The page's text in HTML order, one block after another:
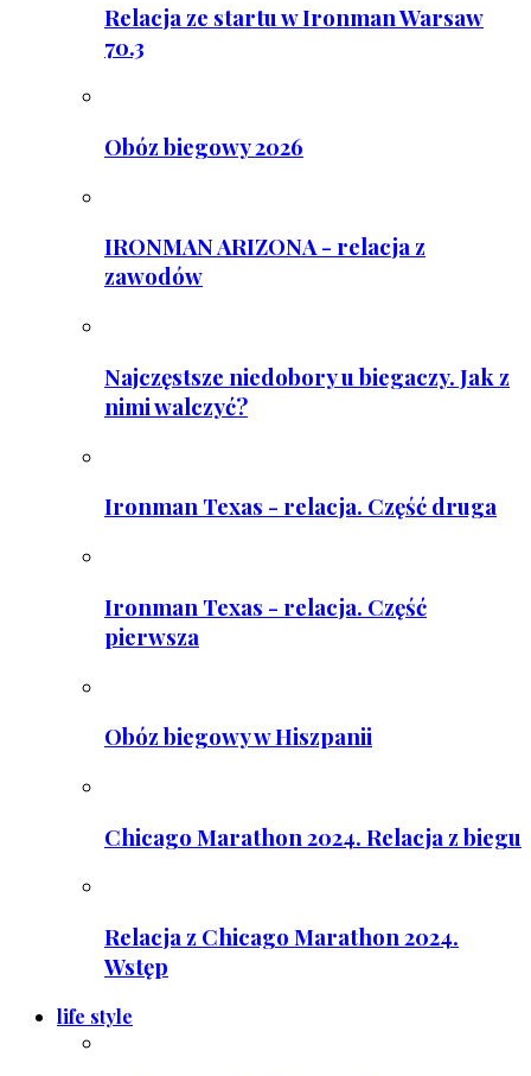
Relacja ze startu w Ironman Warsaw
70.3
Obóz biegowy 2026
IRONMAN ARIZONA - relacja z
zawodów
Najczęstsze niedobory u biegaczy. Jak z
nimi walczyć?
Ironman Texas - relacja. Część druga
Ironman Texas - relacja. Część
pierwsza
Obóz biegowy w Hiszpanii
Chicago Marathon 2024. Relacja z biegu
Relacja z Chicago Marathon 2024.
Wstęp
life style